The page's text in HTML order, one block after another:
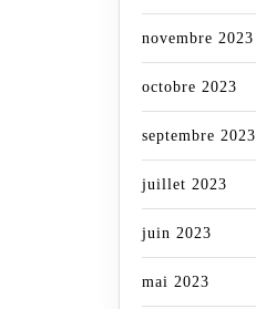
novembre 2023
octobre 2023
septembre 2023
juillet 2023
juin 2023
mai 2023